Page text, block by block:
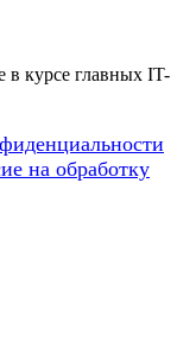
в курсе главных IT-
на обработку